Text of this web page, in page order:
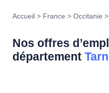
Accueil > France > Occitanie >
Nos offres
département Tarn